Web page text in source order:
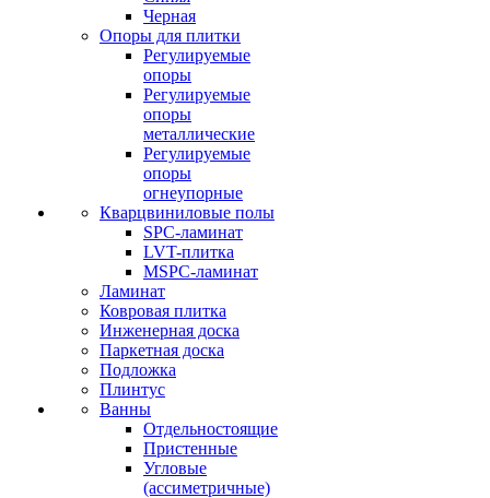
Черная
Опоры для плитки
Регулируемые
опоры
Регулируемые
опоры
металлические
Регулируемые
опоры
огнеупорные
Кварцвиниловые полы
SPC-ламинат
LVT-плитка
MSPC-ламинат
Ламинат
Ковровая плитка
Инженерная доска
Паркетная доска
Подложка
Плинтус
Ванны
Отдельностоящие
Пристенные
Угловые
(ассиметричные)